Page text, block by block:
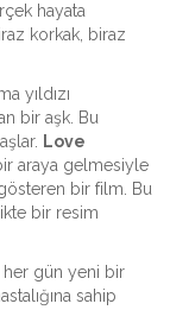
hayata
korkak, biraz
yıldızı
bir aşk . Bu
Love
araya gelmesiyle
bir film . Bu
bir resim
her gün yeni bir
sahip